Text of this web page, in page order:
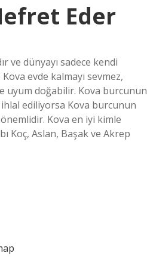
Eder
ve dünyayı sadece kendi
evde kalmayı sevmez,
uyum doğabilir. Kova burcunun
ediliyorsa Kova burcunun
Kova en iyi kimle
Koç, Aslan, Başak ve Akrep